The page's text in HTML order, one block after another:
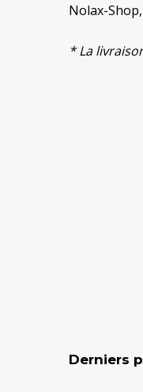
Nolax-
* La
Derniers